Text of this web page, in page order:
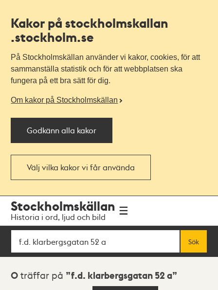
Kakor på stockholmskallan
.stockholm.se
På Stockholmskällan använder vi kakor, cookies, för att
sammanställa statistik och för att webbplatsen ska
fungera på ett bra sätt för dig.
Om kakor på Stockholmskällan
Godkänn alla kakor
Välj vilka kakor vi får använda
navigationen
huvudinnehållet
Stockholmskällan
Historia i ord, ljud och bild
Sök
Sök
Sökresultat
0 träffar på f.d. klarbergsgatan 52 a